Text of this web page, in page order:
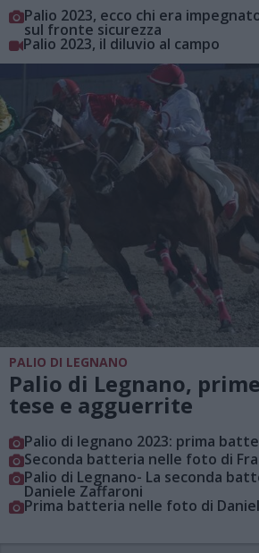
Palio 2023, ecco chi era
sul fronte sicurezza
Palio 2023, il diluvio al campo
PALIO DI LEGNANO
Palio di Legnano,
tese e agguerrite
Palio di legnano 2023: prima
Seconda batteria nelle foto di
Palio di Legnano- La seconda
Daniele Zaffaroni
Prima batteria nelle foto di